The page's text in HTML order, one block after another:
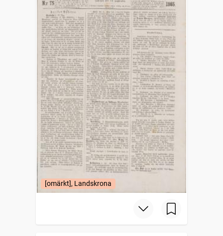
[omärkt], Landskrona